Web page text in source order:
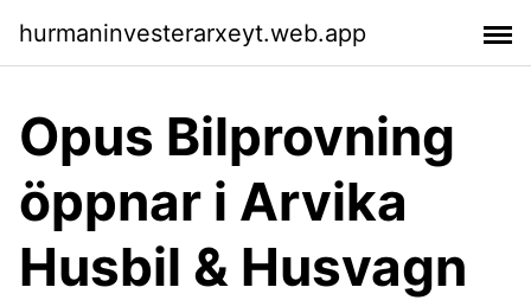
hurmaninvesterarxeyt.web.app
Opus Bilprovning
öppnar i Arvika
Husbil & Husvagn